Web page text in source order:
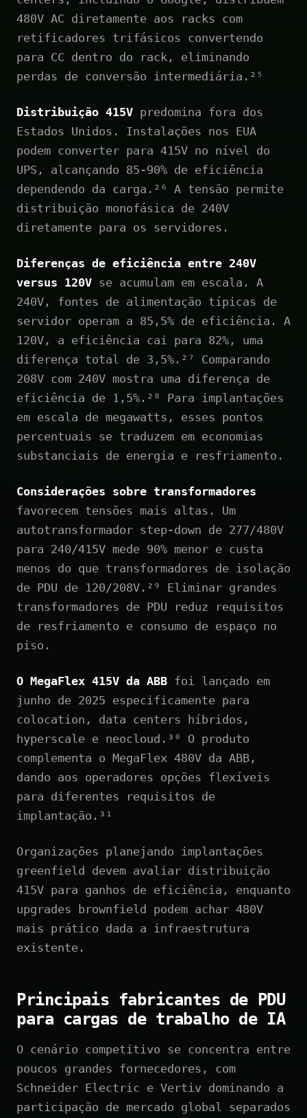
480V AC diretamente aos racks com
retificadores trifásicos convertendo
para CC dentro do rack, eliminando
perdas de conversão intermediária.²⁵
Distribuição 415V predomina fora dos
Estados Unidos. Instalações nos EUA
podem converter para 415V no nível do
UPS, alcançando 85-90% de eficiência
dependendo da carga.²⁶ A tensão permite
distribuição monofásica de 240V
diretamente para os servidores.
Diferenças de eficiência entre 240V
versus 120V se acumulam em escala. A
240V, fontes de alimentação típicas de
servidor operam a 85,5% de eficiência. A
120V, a eficiência cai para 82%, uma
diferença total de 3,5%.²⁷ Comparando
208V com 240V mostra uma diferença de
eficiência de 1,5%.²⁸ Para implantações
em escala de megawatts, esses pontos
percentuais se traduzem em economias
substanciais de energia e resfriamento.
Considerações sobre transformadores
favorecem tensões mais altas. Um
autotransformador step-down de 277/480V
para 240/415V mede 90% menor e custa
menos do que transformadores de isolação
de PDU de 120/208V.²⁹ Eliminar grandes
transformadores de PDU reduz requisitos
de resfriamento e consumo de espaço no
piso.
O MegaFlex 415V da ABB foi lançado em
junho de 2025 especificamente para
colocation, data centers híbridos,
hyperscale e neocloud.³⁰ O produto
complementa o MegaFlex 480V da ABB,
dando aos operadores opções flexíveis
para diferentes requisitos de
implantação.³¹
Organizações planejando implantações
greenfield devem avaliar distribuição
415V para ganhos de eficiência, enquanto
upgrades brownfield podem achar 480V
mais prático dada a infraestrutura
existente.
Principais fabricantes de PDU
para cargas de trabalho de IA
O cenário competitivo se concentra entre
poucos grandes fornecedores, com
Schneider Electric e Vertiv dominando a
participação de mercado global separados